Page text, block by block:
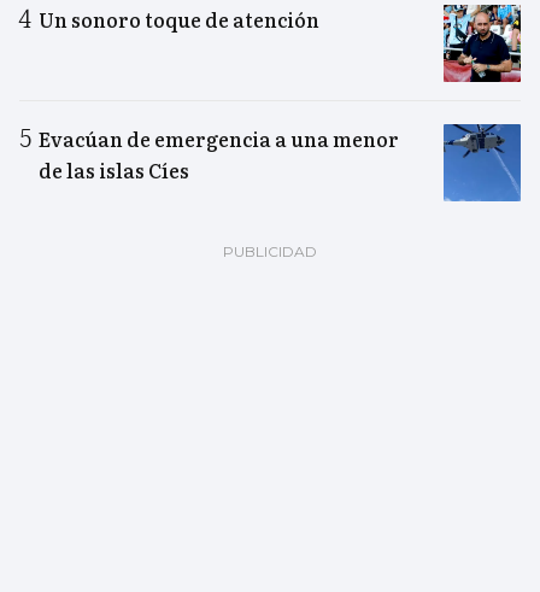
Un sonoro toque de atención
Evacúan de emergencia a una menor
de las islas Cíes